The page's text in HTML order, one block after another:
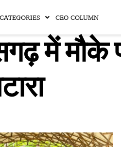
CATEGORIES CEO COLUMN
में मौके